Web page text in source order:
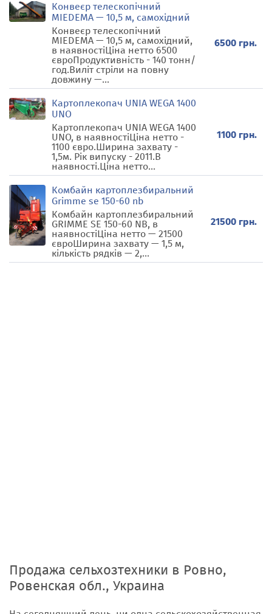
Конвеєр телескопічний
MIEDEMA — 10,5 м, самохідний
Конвеєр телескопічний
MIEDEMA — 10,5 м, самохідний,
в наявностіЦіна нетто 6500
євроПродуктивність - 140 тонн/
год.Виліт стріли на повну
довжину —...
6500 грн.
Картоплекопач UNIA WEGA 1400
UNO
Картоплекопач UNIA WEGA 1400
UNO, в наявностіЦіна нетто -
1100 євро.Ширина захвату -
1,5м. Рік випуску - 2011.В
наявності.Ціна нетто...
1100 грн.
Комбайн картоплезбиральний
Grimme se 150-60 nb
Комбайн картоплезбиральний
GRIMME SE 150-60 NB, в
наявностіЦіна нетто — 21500
євроШирина захвату — 1,5 м,
кількість рядків — 2,...
21500 грн.
Продажа сельхозтехники в Ровно,
Ровенская обл., Украина